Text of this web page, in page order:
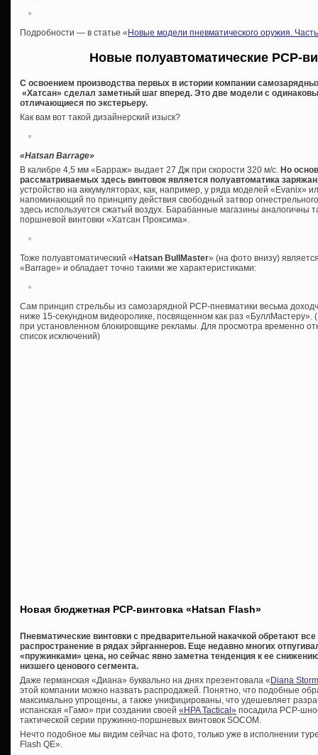
Подробности — в статье «Новые модели пневматического оружия.
Новые полуавтоматические PCP-
С освоением производства первых в истории компании
«Хатсан» сделал заметный шаг вперед. Это две модели с
отличающиеся по экстерьеру.
Как вам вот такой дизайнерский изыск?
«Hatsan Barrage»
В калибре 4,5 мм «Барраж» выдает 27 Дж при скорости 320 м/с. Но
рассматриваемых здесь винтовок является полуавтоматика
устройство на аккумуляторах, как, например, у ряда моделей «Evanix»
напоминающий по принципу действия свободный затвор
здесь используется сжатый воздух. Барабанные магазины
поршневой винтовки «Хатсан Проксима».
Тоже полуавтоматический «Hatsan BullMaster» (на фото внизу)
«Barrage» и обладает точно такими же характеристиками:
Сам принцип стрельбы из самозарядной PCP-пневматики весьма
ниже 15-секундном видеоролике, посвященном как раз «БуллМастеру».
при установленном блокировщике рекламы. Для просмотра временно
список исключений)
Новая бюджетная PCP-винтовка «Hatsan Flash»
Пневматические винтовки с предварительной накачкой обретают
распространение в рядах эйрганнеров. Еще недавно многих
«пружинками» цена, но сейчас явно заметна тенденция к ее
низшего ценового сегмента.
Даже германская «Диана» буквально на днях презентовала « Diana
этой компании можно назвать распродажей. Понятно, что подобные
максимально упрощены, а также унифицированы, что удешевляет
испанская «Гамо» при создании своей «HPA Tactical» посадила PCP-
тактической серии пружинно-поршневых винтовок SOCOM.
Нечто подобное мы видим сейчас на фото, только уже в исполнении
Flash QE».